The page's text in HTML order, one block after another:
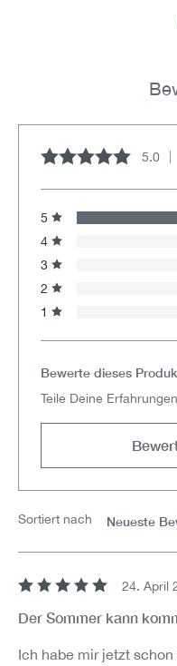
Durchschnittliche
5.0
Sortiert nach
5
4
3
2
1
Bewerte dieses
Teile Deine
24. April
Der Sommer kann
Ich habe mir jetzt